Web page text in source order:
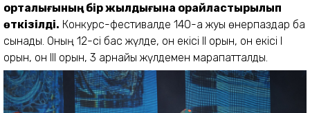
орталығының бір жылдығына орайластырылып
өткізілді. Конкурс-фестивалде 140-қа жуық өнерпаздар бақ
сынады. Оның 12-сі бас жүлде, он екісі II орын, он екісі I
орын, он III орын, 3 арнайы жүлдемен марапатталды.